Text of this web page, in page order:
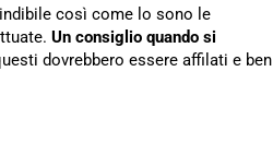
così come lo sono le
Un consiglio quando si
dovrebbero essere affilati e ben